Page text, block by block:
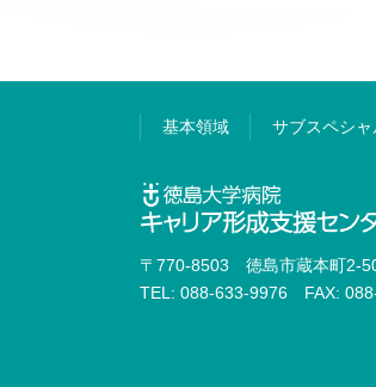
基本領域 サブスペシャ
〒770-8503 徳島市蔵本町2-
TEL: 088-633-9976 FAX: